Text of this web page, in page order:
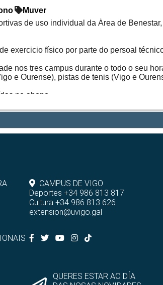
Muver
de uso individual da Área de
exercicio físico por parte do persoal
nos tres campus durante o todo o seu
e Ourense), pistas de tenis (Vigo e
no abono.
nas escolas deportivas e nas
CAMPUS DE VIGO
Deportes +34 986 813 817
Cultura +34 986 813 626
extension@uvigo.gal
QUERES ESTAR AO DÍA